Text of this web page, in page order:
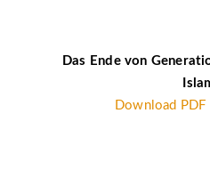
Das Ende von
Download